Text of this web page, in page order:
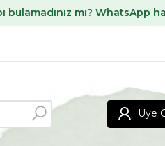
WhatsApp hattımız
Üye